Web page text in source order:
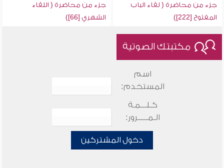
جزء من محاضرة ( لقاء الباب
المفتوح [222])
جزء من محاضرة ( اللقاء
الشهري [66])
مكتبتك الصوتية
اسم
المستخدم:
كـلـــمـة
الـمـــــرور:
دخول المشتركين